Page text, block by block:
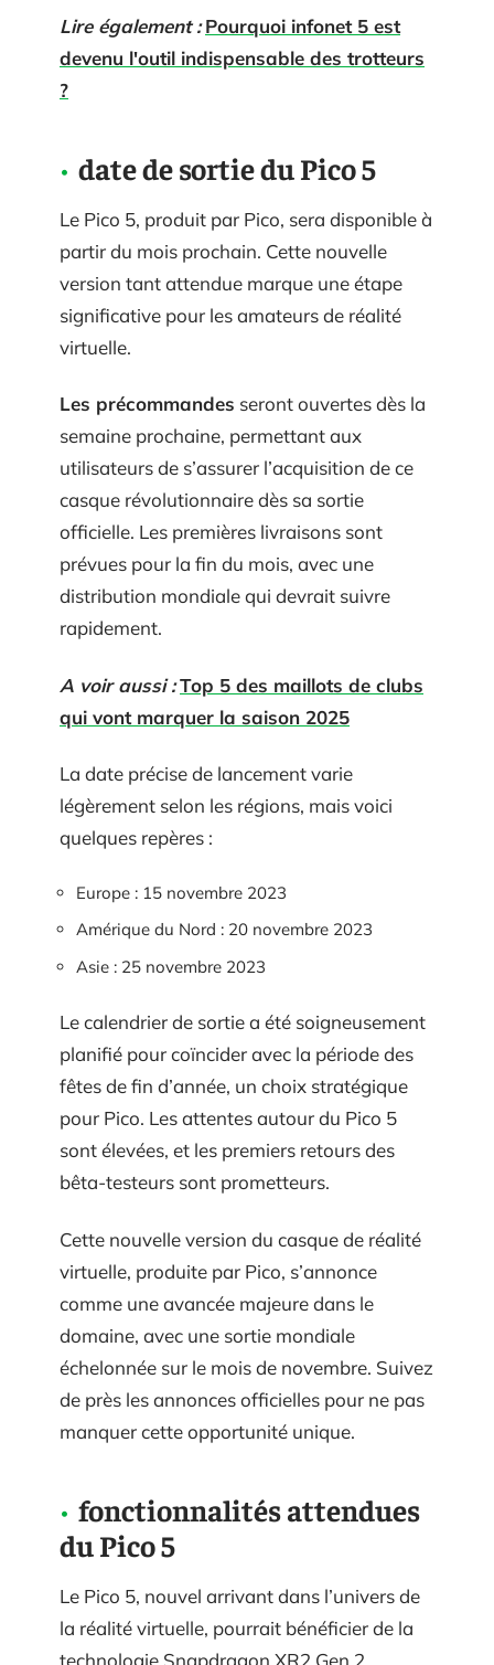
Lire également : Pourquoi infonet 5 est
devenu l'outil indispensable des trotteurs
?
date de sortie du Pico 5
Le Pico 5, produit par Pico, sera disponible à
partir du mois prochain. Cette nouvelle
version tant attendue marque une étape
significative pour les amateurs de réalité
virtuelle.
Les précommandes seront ouvertes dès la
semaine prochaine, permettant aux
utilisateurs de s’assurer l’acquisition de ce
casque révolutionnaire dès sa sortie
officielle. Les premières livraisons sont
prévues pour la fin du mois, avec une
distribution mondiale qui devrait suivre
rapidement.
A voir aussi :Top 5 des maillots de clubs
qui vont marquer la saison 2025
La date précise de lancement varie
légèrement selon les régions, mais voici
quelques repères :
Europe : 15 novembre 2023
Amérique du Nord : 20 novembre 2023
Asie : 25 novembre 2023
Le calendrier de sortie a été soigneusement
planifié pour coïncider avec la période des
fêtes de fin d’année, un choix stratégique
pour Pico. Les attentes autour du Pico 5
sont élevées, et les premiers retours des
bêta-testeurs sont prometteurs.
Cette nouvelle version du casque de réalité
virtuelle, produite par Pico, s’annonce
comme une avancée majeure dans le
domaine, avec une sortie mondiale
échelonnée sur le mois de novembre. Suivez
de près les annonces officielles pour ne pas
manquer cette opportunité unique.
fonctionnalités attendues
du Pico 5
Le Pico 5, nouvel arrivant dans l’univers de
la réalité virtuelle, pourrait bénéficier de la
technologie Snapdragon XR2 Gen 2,